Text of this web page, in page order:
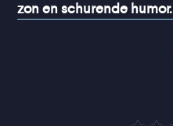
zon en schurende humor.